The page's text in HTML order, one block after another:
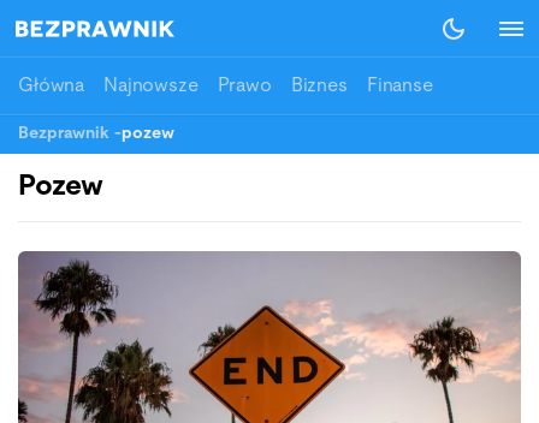
Główna Najnowsze Prawo Biznes Finanse
Bezprawnik -pozew
Pozew